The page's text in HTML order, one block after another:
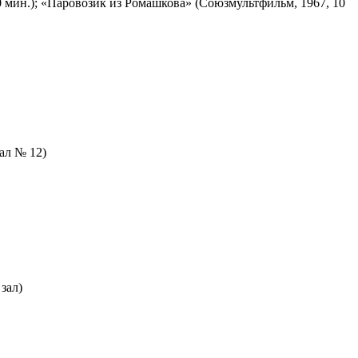
«Паровозик из Ромашкова» (Союзмультфильм, 1967, 10
№ 12)